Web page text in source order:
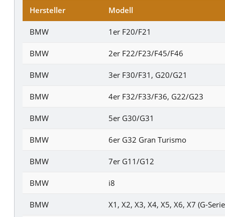
Hersteller Modell
BMW 1er F20/F21
BMW 2er F22/F23/F45/F46
BMW 3er F30/F31, G20/G21
BMW 4er F32/F33/F36, G22/G23
BMW 5er G30/G31
BMW 6er G32 Gran Turismo
BMW 7er G11/G12
BMW i8
BMW X1, X2, X3, X4, X5, X6, X7 (G-